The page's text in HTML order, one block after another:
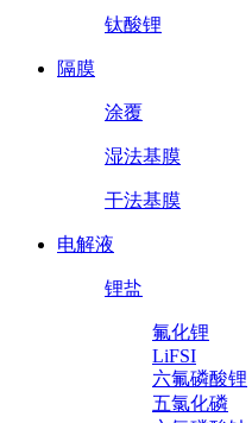
钛酸锂
隔膜
涂覆
湿法基膜
干法基膜
电解液
锂盐
氟化锂
LiFSI
六氟磷酸锂
五氯化磷